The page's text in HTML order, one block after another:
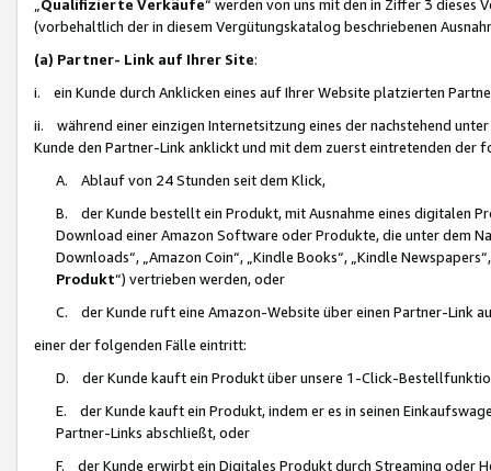
Qualifizierte Verkäufe“ werden von uns mit den in Ziffer 3
(vorbehaltlich der in diesem Vergütungskatalog beschriebenen
(a) Partner- Link auf Ihrer Site:
i. ein Kunde durch Anklicken eines auf Ihrer Website platzierten
ii. während einer einzigen Internetsitzung eines der nachstehend
Kunde den Partner-Link anklickt und mit dem zuerst eintretenden der
A. Ablauf von 24 Stunden seit dem Klick,
B. der Kunde bestellt ein Produkt, mit Ausnahme eines digitalen
Download einer Amazon Software oder Produkte, die unter dem
Downloads“, „Amazon Coin“, „Kindle Books“, „Kindle
Produkt“) vertrieben werden, oder
C. der Kunde ruft eine Amazon-Website über einen Partner-Link
einer der folgenden Fälle eintritt:
D. der Kunde kauft ein Produkt über unsere 1-Click-
E. der Kunde kauft ein Produkt, indem er es in seinen
Partner-Links abschließt, oder
F. der Kunde erwirbt ein Digitales Produkt durch Streaming oder